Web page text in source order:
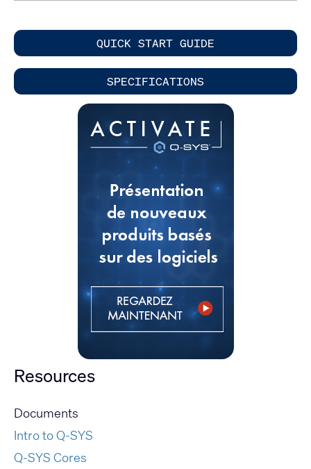
QUICK START GUIDE
SPECIFICATIONS
Resources
Documents
Intro to Q-SYS
Q-SYS Cores